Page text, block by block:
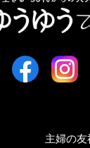
主婦の友